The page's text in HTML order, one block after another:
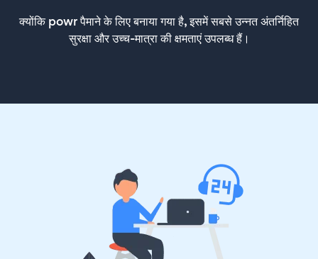
क्योंकि powr पैमाने के लिए बनाया गया है, इसमें सबसे उन्नत अंतर्निहित
सुरक्षा और उच्च-मात्रा की क्षमताएं उपलब्ध हैं।